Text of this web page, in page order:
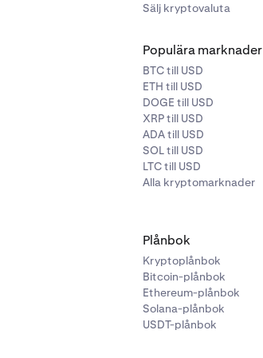
Sälj kryptovaluta
Populära marknader
BTC till USD
ETH till USD
DOGE till USD
XRP till USD
ADA till USD
SOL till USD
LTC till USD
Alla kryptomarknader
Plånbok
Kryptoplånbok
Bitcoin-plånbok
Ethereum-plånbok
Solana-plånbok
USDT-plånbok